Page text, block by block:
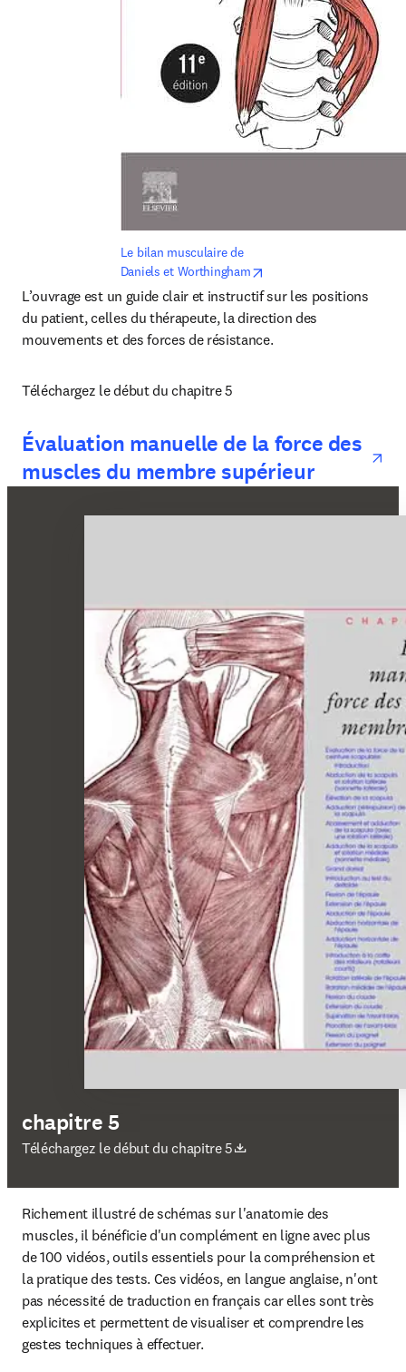
Le bilan musculaire de
Daniels et Worthingham
L’ouvrage est un guide clair et instructif sur les positions
du patient, celles du thérapeute, la direction des
mouvements et des forces de résistance.
Téléchargez le début du chapitre 5
Évaluation manuelle de la force des
muscles du membre supérieur
chapitre 5
Téléchargez le début du chapitre 5
S’ouvre dans une nouvelle fenêtre
Richement illustré de schémas sur l'anatomie des
muscles, il bénéficie d'un complément en ligne avec plus
de 100 vidéos, outils essentiels pour la compréhension et
la pratique des tests. Ces vidéos, en langue anglaise, n'ont
pas nécessité de traduction en français car elles sont très
explicites et permettent de visualiser et comprendre les
gestes techniques à effectuer.